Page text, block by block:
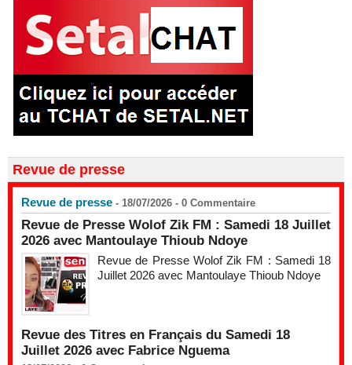
Revue de presse
Revue de presse - 18/07/2026 - 0 Commentaire
Revue de Presse Wolof Zik FM : Samedi 18 Juillet
2026 avec Mantoulaye Thioub Ndoye
Revue de Presse Wolof Zik FM : Samedi 18
Juillet 2026 avec Mantoulaye Thioub Ndoye
Revue des Titres en Français du Samedi 18
Juillet 2026 avec Fabrice Nguema